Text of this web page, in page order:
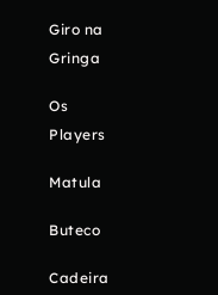
Giro na
Gringa
Os
Players
Matula
Buteco
Cadeira